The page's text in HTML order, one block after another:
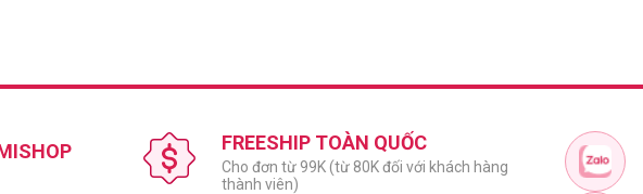
FREESHIP TOÀN QUỐC
Cho đơn từ 99K (từ 80K đối với khách hàng
thành viên)